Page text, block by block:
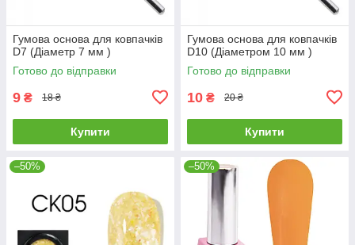
Гумова основа для ковпачків
D7 (Діаметр 7 мм )
Готово до відправки
9 ₴ 18 ₴
Купити
Гумова основа для ковпачків
D10 (Діаметром 10 мм )
Готово до відправки
10 ₴ 20 ₴
Купити
–50% –50%